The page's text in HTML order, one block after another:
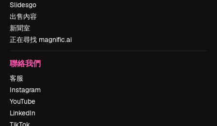
Slidesgo
出售內容
新聞室
正在尋找 magnific.ai
聯絡我們
客服
Instagram
YouTube
LinkedIn